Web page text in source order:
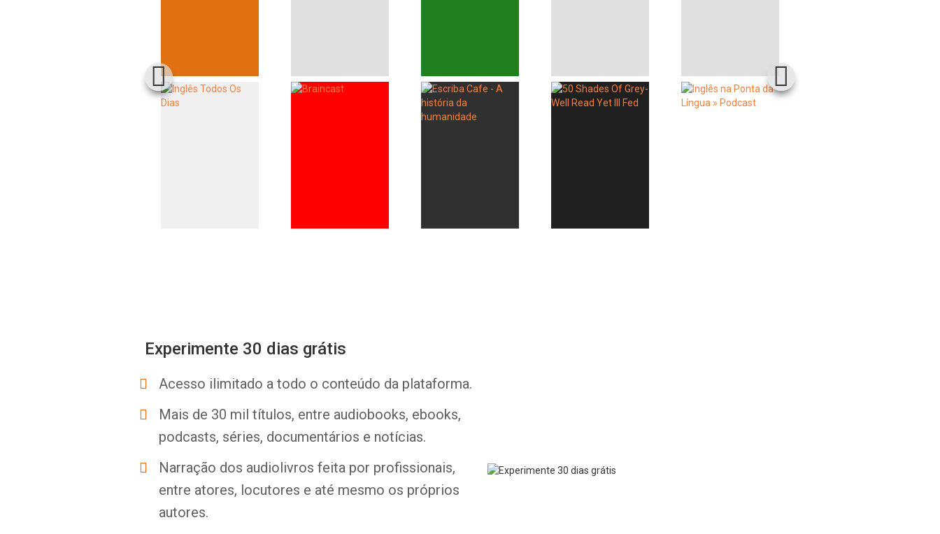
Experimente 30 dias grátis
Acesso ilimitado a todo o conteúdo da plataforma.
Mais de 30 mil títulos, entre audiobooks, ebooks,
podcasts, séries, documentários e notícias.
Narração dos audiolivros feita por profissionais,
entre atores, locutores e até mesmo os próprios
autores.